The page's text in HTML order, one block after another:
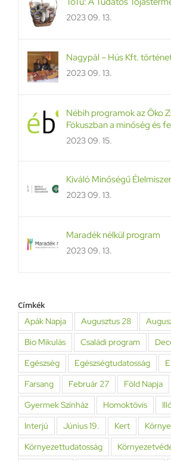
2023 09. 13.
Nagypál – Hús Kft.
2023 09. 13.
Nébih programok az Öko
Fókuszban a minőség és
2023 09. 15.
Kiváló Minőségű
2023 09. 13.
Maradék nélkül program
2023 09. 13.
Címkék
Apák Napja
Augusztus 28
Bio Mikulás
Családi program
Egészség
Egészségtudatosság
Farsang
Február 27 Föld Napja
Gyermek Színház
Homoktövis
Interjú
Június 19. Kert
Környezettudatosság